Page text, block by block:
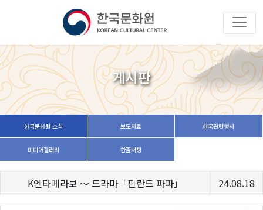
게시판
한국문화원 소식 보도자료 한국관련행사
미디어갤러리 한줄서평
K엔타메라보 ～ 드라마「핀란드 파파」 24.08.18